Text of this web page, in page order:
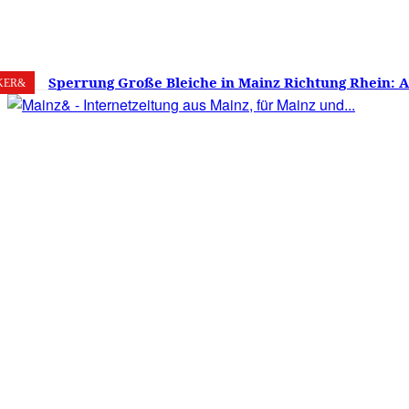
7. August 2026 24.8 Mainz
Sperrung Große Bleiche in Mainz Richtung Rhein:
verwirrt, Mainzer stinksauer – Haben die Mainzer